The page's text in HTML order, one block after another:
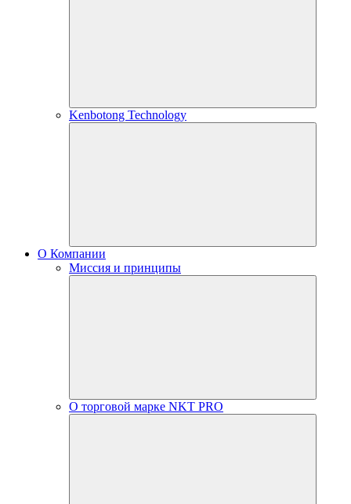
Kenbotong Technology
О Компании
Миссия и принципы
О торговой марке NKT PRO